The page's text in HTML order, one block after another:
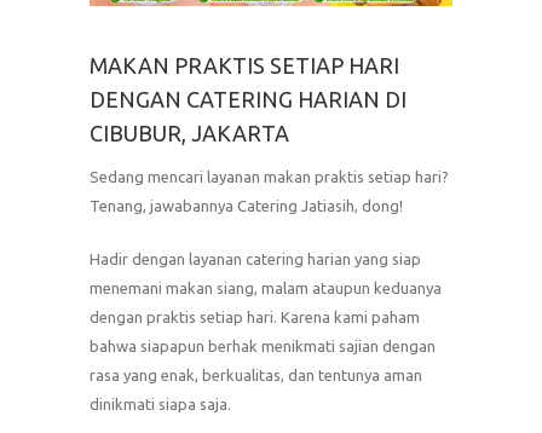
MAKAN PRAKTIS SETIAP HARI
DENGAN CATERING HARIAN DI
CIBUBUR, JAKARTA
Sedang mencari layanan makan praktis setiap hari?
Tenang, jawabannya Catering Jatiasih, dong!
Hadir dengan layanan catering harian yang siap
menemani makan siang, malam ataupun keduanya
dengan praktis setiap hari. Karena kami paham
bahwa siapapun berhak menikmati sajian dengan
rasa yang enak, berkualitas, dan tentunya aman
dinikmati siapa saja.